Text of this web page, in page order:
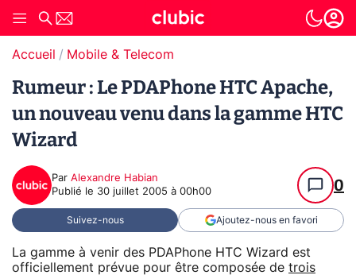
Accueil Mobile & Telecom
Rumeur : Le PDAPhone HTC Apache,
un nouveau venu dans la gamme HTC
Wizard
Par Alexandre Habian
Publié le 30 juillet 2005 à 00h00 0
Suivez-nous Ajoutez-nous en favori
La gamme à venir des PDAPhone HTC Wizard est
officiellement prévue pour être composée de trois